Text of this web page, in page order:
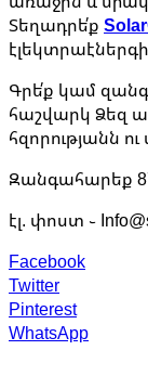
Տեղադրե՛ք
Գրե՛ք կամ
հաշվարկ Ձեզ
հզորությանն
Զանգահարեք
էլ. փոստ ֊
Facebook
Twitter
Pinterest
WhatsApp